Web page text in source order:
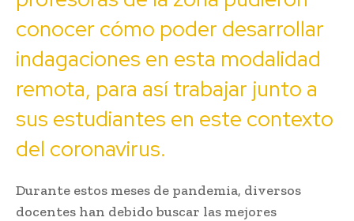
conocer cómo poder desarrollar
indagaciones en esta modalidad
remota, para así trabajar junto a
sus estudiantes en este contexto
del coronavirus.
Durante estos meses de pandemia, diversos
docentes han debido buscar las mejores